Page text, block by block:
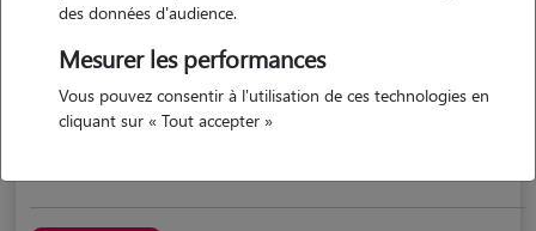
maison
retraité aimant les animaux
des données d'audience.
Mesurer les performances
Vous pouvez consentir à l'utilisation de ces technologies en
cliquant sur « Tout accepter »